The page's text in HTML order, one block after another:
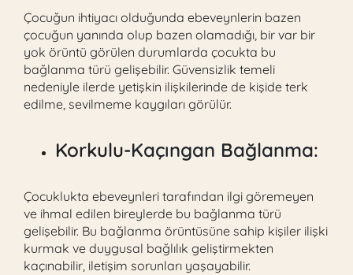
Çocuğun ihtiyacı olduğunda ebeveynlerin bazen
çocuğun yanında olup bazen olamadığı, bir var bir
yok örüntü görülen durumlarda çocukta bu
bağlanma türü gelişebilir. Güvensizlik temeli
nedeniyle ilerde yetişkin ilişkilerinde de kişide terk
edilme, sevilmeme kaygıları görülür.
Korkulu-Kaçıngan Bağlanma:
Çocuklukta ebeveynleri tarafından ilgi göremeyen
ve ihmal edilen bireylerde bu bağlanma türü
gelişebilir. Bu bağlanma örüntüsüne sahip kişiler ilişki
kurmak ve duygusal bağlılık geliştirmekten
kaçınabilir, iletişim sorunları yaşayabilir.